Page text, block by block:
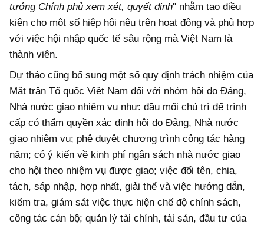
tướng Chính phủ xem xét, quyết định" nhằm tạo điều
kiện cho một số hiệp hội nêu trên hoạt động và phù hợp
với việc hội nhập quốc tế sâu rộng mà Việt Nam là
thành viên.
Dự thảo cũng bổ sung một số quy định trách nhiệm của
Mặt trận Tổ quốc Việt Nam đối với nhóm hội do Đảng,
Nhà nước giao nhiệm vụ như: đầu mối chủ trì để trình
cấp có thẩm quyền xác định hội do Đảng, Nhà nước
giao nhiệm vụ; phê duyệt chương trình công tác hàng
năm; có ý kiến về kinh phí ngân sách nhà nước giao
cho hội theo nhiệm vụ được giao; việc đổi tên, chia,
tách, sáp nhập, hợp nhất, giải thể và việc hướng dẫn,
kiểm tra, giám sát việc thực hiện chế độ chính sách,
công tác cán bộ; quản lý tài chính, tài sản, đầu tư của